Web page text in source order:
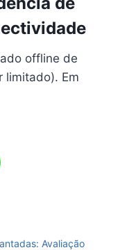
offline de
limitado). Em
Avaliação